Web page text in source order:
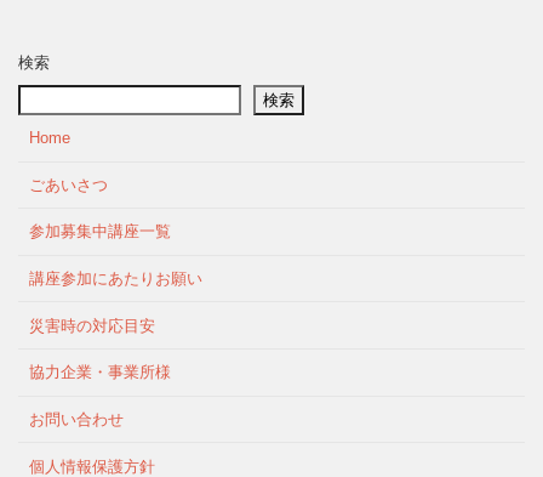
検索
検索
Home
ごあいさつ
参加募集中講座一覧
講座参加にあたりお願い
災害時の対応目安
協力企業・事業所様
お問い合わせ
個人情報保護方針